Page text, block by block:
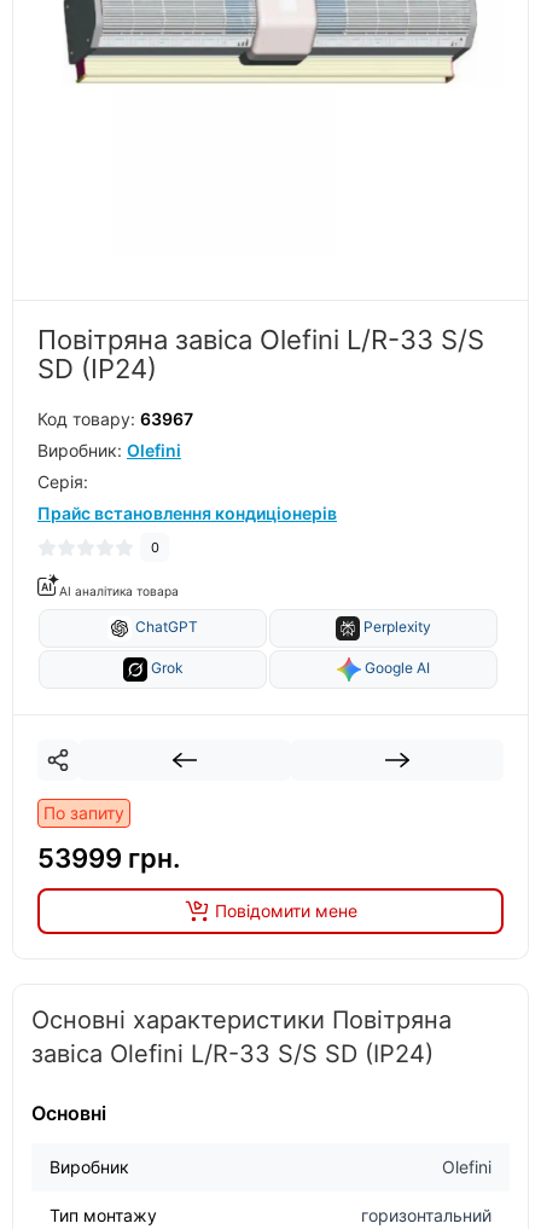
Повітряна завіса Olefini L/R-33 S/S
SD (IP24)
Код товару: 63967
Виробник: Olefini
Серiя:
Прайс встановлення кондиціонерів
0
AI аналітика товара
ChatGPT Perplexity
Grok Google AI
По запиту
53999 грн.
Повідомити мене
Основні характеристики Повітряна
завіса Olefini L/R-33 S/S SD (IP24)
Основні
Виробник Olefini
Тип монтажу горизонтальний